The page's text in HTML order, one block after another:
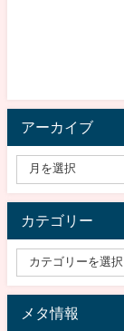
アーカイブ
カテゴリー
メタ情報